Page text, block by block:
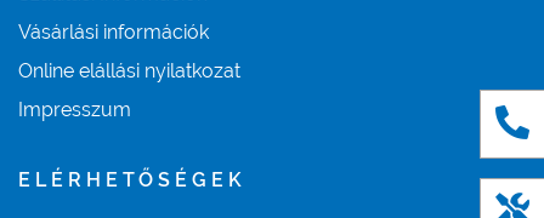
Vásárlási információk
Online elállási nyilatkozat
Impresszum
ELÉRHETŐSÉGEK